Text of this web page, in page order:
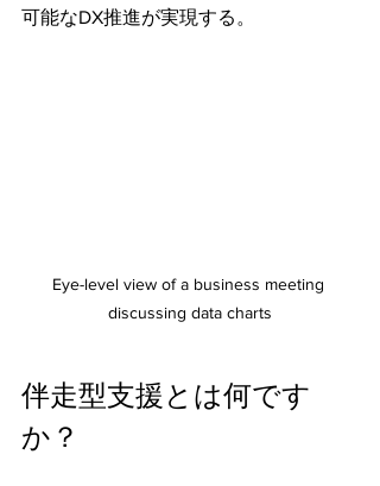
可能なDX推進が実現する。
Eye-level view of a business meeting
discussing data charts
伴走型支援とは何です
か？